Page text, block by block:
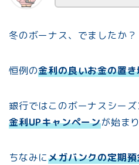
冬のボーナス、でましたか？
恒例の金利の良いお金の置
銀行ではこのボーナスシー
金利UPキャンペーンが始ま
ちなみにメガバンクの定期